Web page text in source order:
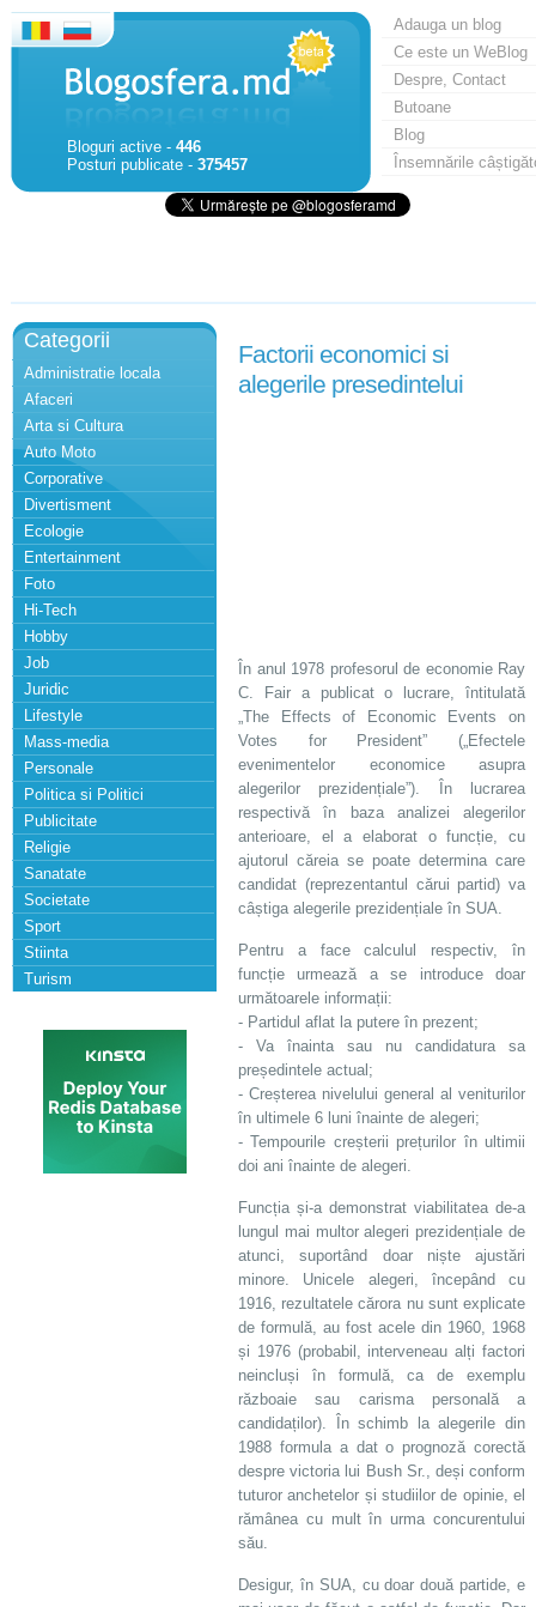
Bloguri active - 446
Posturi publicate - 375457
Adauga un blog
Ce este un WeBlog
Despre, Contact
Butoane
Blog
Însemnările
Categorii
Administratie locala
Afaceri
Arta si Cultura
Auto Moto
Corporative
Divertisment
Ecologie
Entertainment
Foto
Hi-Tech
Hobby
Job
Juridic
Lifestyle
Mass-media
Personale
Politica si Politici
Publicitate
Religie
Sanatate
Societate
Sport
Stiinta
Turism
Factorii economici si
alegerile presedintelui
În anul 1978 profesorul de economie Ray
C. Fair a publicat o lucrare, întitulată
„The Effects of Economic Events on
Votes for President” („Efectele
evenimentelor economice asupra
alegerilor prezidențiale”). În lucrarea
respectivă în baza analizei alegerilor
anterioare, el a elaborat o funcție, cu
ajutorul căreia se poate determina care
candidat (reprezentantul cărui partid) va
câștiga alegerile prezidențiale în SUA.
Pentru a face calculul respectiv, în
funcție urmează a se introduce doar
următoarele informații:
- Partidul aflat la putere în prezent;
- Va înainta sau nu candidatura sa
președintele actual;
- Creșterea nivelului general al veniturilor
în ultimele 6 luni înainte de alegeri;
- Tempourile creșterii prețurilor în ultimii
doi ani înainte de alegeri.
Funcția și-a demonstrat viabilitatea de-a
lungul mai multor alegeri prezidențiale de
atunci, suportând doar niște ajustări
minore. Unicele alegeri, începând cu
1916, rezultatele cărora nu sunt explicate
de formulă, au fost acele din 1960, 1968
și 1976 (probabil, interveneau alți factori
neincluși în formulă, ca de exemplu
războaie sau carisma personală a
candidaților). În schimb la alegerile din
1988 formula a dat o prognoză corectă
despre victoria lui Bush Sr., deși conform
tuturor anchetelor și studiilor de opinie, el
rămânea cu mult în urma concurentului
său.
Desigur, în SUA, cu doar două partide, e